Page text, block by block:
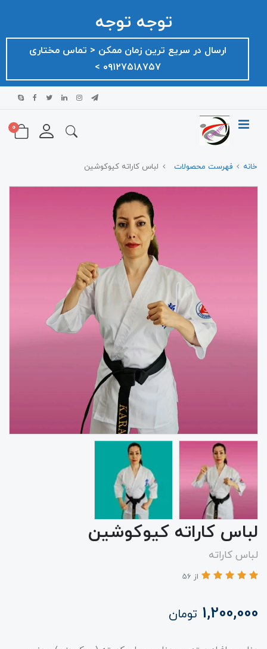
توجه توجه
ارسال در سریع ترین زمان ممکن ‌< تماس مختاری
۰۹۱۲۷۵۱۸۷۵۷ >
0
خانه فهرست محصولات لباس کاراته کیوکوشین
لباس کاراته کیوکوشین
لباس کاراته
از 56
1,200,000 تومان